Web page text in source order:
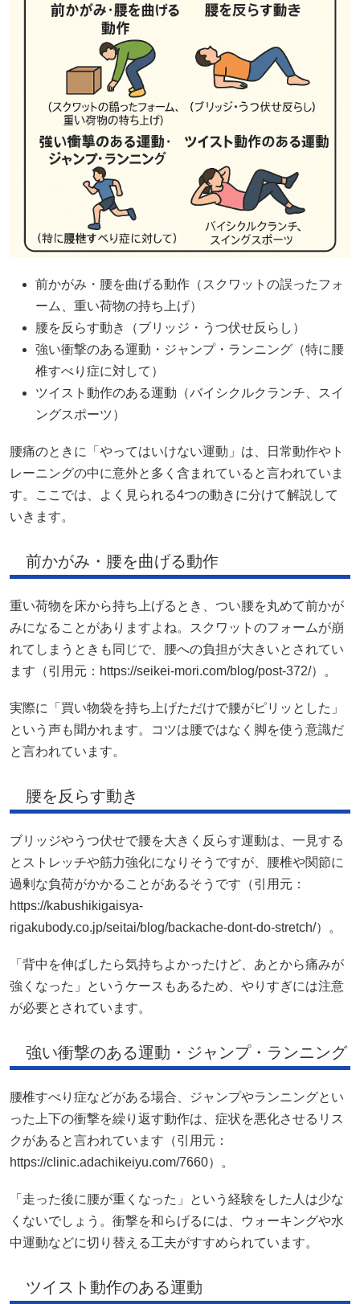
前かがみ・腰を曲げる動作（スクワットの誤ったフォ
ーム、重い荷物の持ち上げ）
腰を反らす動き（ブリッジ・うつ伏せ反らし）
強い衝撃のある運動・ジャンプ・ランニング（特に腰
椎すべり症に対して）
ツイスト動作のある運動（バイシクルクランチ、スイ
ングスポーツ）
腰痛のときに「やってはいけない運動」は、日常動作やト
レーニングの中に意外と多く含まれていると言われていま
す。ここでは、よく見られる4つの動きに分けて解説して
いきます。
前かがみ・腰を曲げる動作
重い荷物を床から持ち上げるとき、つい腰を丸めて前かが
みになることがありますよね。スクワットのフォームが崩
れてしまうときも同じで、腰への負担が大きいとされてい
ます（引用元：https://seikei-mori.com/blog/post-372/）。
実際に「買い物袋を持ち上げただけで腰がピリッとした」
という声も聞かれます。コツは腰ではなく脚を使う意識だ
と言われています。
腰を反らす動き
ブリッジやうつ伏せで腰を大きく反らす運動は、一見する
とストレッチや筋力強化になりそうですが、腰椎や関節に
過剰な負荷がかかることがあるそうです（引用元：
https://kabushikigaisya-
rigakubody.co.jp/seitai/blog/backache-dont-do-stretch/）。
「背中を伸ばしたら気持ちよかったけど、あとから痛みが
強くなった」というケースもあるため、やりすぎには注意
が必要とされています。
強い衝撃のある運動・ジャンプ・ランニング
腰椎すべり症などがある場合、ジャンプやランニングとい
った上下の衝撃を繰り返す動作は、症状を悪化させるリス
クがあると言われています（引用元：
https://clinic.adachikeiyu.com/7660）。
「走った後に腰が重くなった」という経験をした人は少な
くないでしょう。衝撃を和らげるには、ウォーキングや水
中運動などに切り替える工夫がすすめられています。
ツイスト動作のある運動